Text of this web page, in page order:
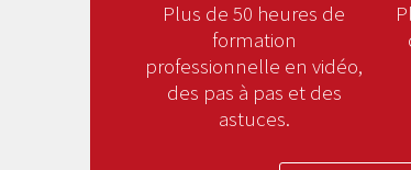
Plus de 50 heures de
formation
professionnelle en vidéo,
des pas à pas et des
astuces.